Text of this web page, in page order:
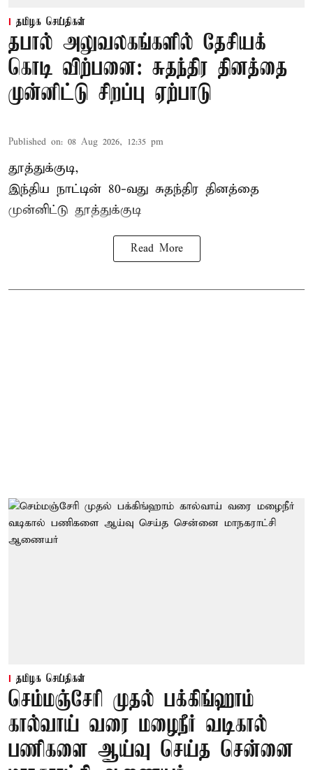
தமிழக செய்திகள்
தபால் அலுவலகங்களில் தேசியக்
கொடி விற்பனை: சுதந்திர தினத்தை
முன்னிட்டு சிறப்பு ஏற்பாடு
Published on: 08 Aug 2026, 12:35 pm
தூத்துக்குடி,
இந்திய நாட்டின் 80-வது சுதந்திர தினத்தை
முன்னிட்டு தூத்துக்குடி
Read More
தமிழக செய்திகள்
செம்மஞ்சேரி முதல் பக்கிங்ஹாம்
கால்வாய் வரை மழைநீர் வடிகால்
பணிகளை ஆய்வு செய்த சென்னை